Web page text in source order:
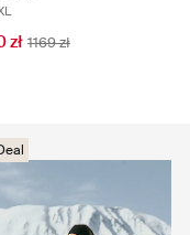
zł 1169 zł